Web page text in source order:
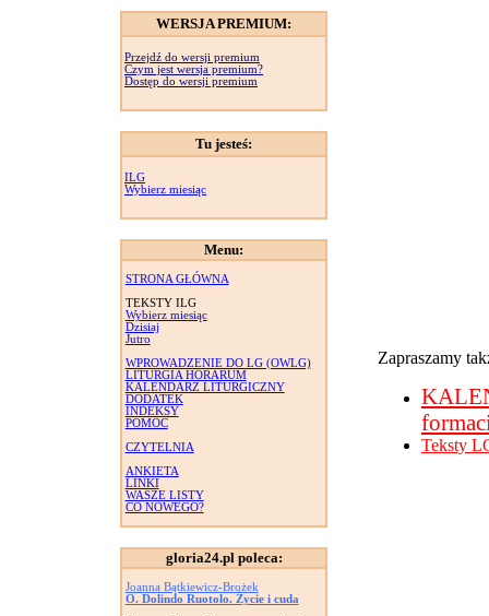
WERSJA PREMIUM:
Przejdź do wersji premium
Czym jest wersja premium?
Dostęp do wersji premium
Tu jesteś:
ILG
Wybierz miesiąc
Menu:
STRONA GŁÓWNA
TEKSTY ILG
Wybierz miesiąc
Dzisiaj
Jutro
WPROWADZENIE DO LG (OWLG)
LITURGIA HORARUM
KALENDARZ LITURGICZNY
DODATEK
INDEKSY
POMOC
CZYTELNIA
ANKIETA
LINKI
WASZE LISTY
CO NOWEGO?
gloria24.pl poleca:
Joanna Bątkiewicz-Brożek
O. Dolindo Ruotolo. Życie i cuda
Zapraszamy
Teksty